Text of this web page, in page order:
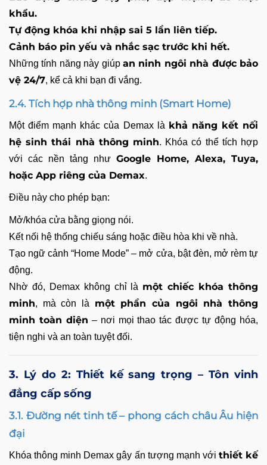
khẩu.
Tự động khóa khi nhập sai 5 lần liên tiếp.
Cảnh báo pin yếu và nhắc sạc trước khi hết.
Những tính năng này giúp an ninh ngôi nhà được bảo
vệ 24/7, kể cả khi bạn đi vắng.
2.4. Tích hợp nhà thông minh (Smart Home)
Một điểm mạnh khác của Demax là khả năng kết nối
hệ sinh thái nhà thông minh. Khóa có thể tích hợp
với các nền tảng như Google Home, Alexa, Tuya,
hoặc App riêng của Demax.
Điều này cho phép bạn:
Mở/khóa cửa bằng giọng nói.
Kết nối hệ thống chiếu sáng hoặc điều hòa khi về nhà.
Tạo ngữ cảnh “Home Mode” – mở cửa, bật đèn, mở rèm tự
động.
Nhờ đó, Demax không chỉ là một chiếc khóa thông
minh, mà còn là một phần của ngôi nhà thông
minh toàn diện – nơi mọi thao tác được tự động hóa,
tiện nghi và an toàn tuyệt đối.
3. Lý do 2: Thiết kế sang trọng – Tôn vinh
đẳng cấp sống
3.1. Đường nét tinh tế – phong cách châu Âu hiện
đại
Khóa thông minh Demax gây ấn tượng mạnh với thiết kế